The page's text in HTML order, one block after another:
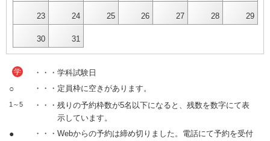
23 24 25 26 27 28 29
30 31
学 ・・・学科試験日
○ ・・・定員枠に空きがあります。
1～5
・・・残りの予約枠数が5名以下になると、残数を数字にて表
示しています。
●
・・・Webからの予約は締め切りました。電話にて予約を受付